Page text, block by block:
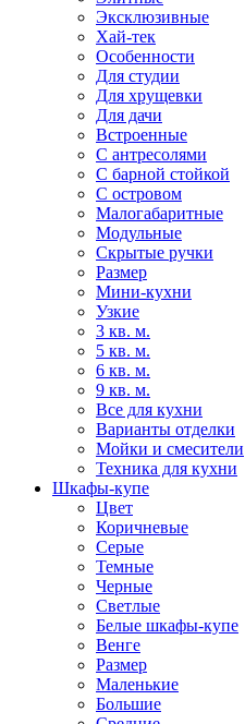
Эксклюзивные
Хай-тек
Особенности
Для студии
Для хрущевки
Для дачи
Встроенные
С антресолями
С барной стойкой
С островом
Малогабаритные
Модульные
Скрытые ручки
Размер
Мини-кухни
Узкие
3 кв. м.
5 кв. м.
6 кв. м.
9 кв. м.
Все для кухни
Варианты отделки
Мойки и смесители
Техника для кухни
Шкафы-купе
Цвет
Коричневые
Серые
Темные
Черные
Светлые
Белые шкафы-купе
Венге
Размер
Маленькие
Большие